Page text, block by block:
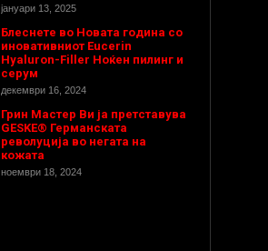
јануари 13, 2025
Блеснете во Новата година со
иновативниот Eucerin
Hyaluron-Filler Ноќен пилинг и
серум
декември 16, 2024
Грин Мастер Ви ја претставува
GESKE® Германската
револуција во негата на
кожата
ноември 18, 2024